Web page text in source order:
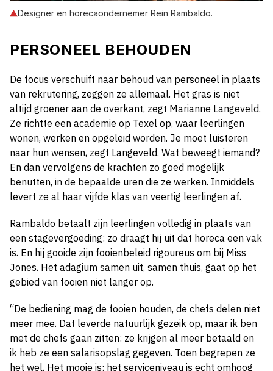
Designer en horecaondernemer Rein Rambaldo.
PERSONEEL BEHOUDEN
De focus verschuift naar behoud van personeel in plaats
van rekrutering, zeggen ze allemaal. Het gras is niet
altijd groener aan de overkant, zegt Marianne Langeveld.
Ze richtte een academie op Texel op, waar leerlingen
wonen, werken en opgeleid worden. Je moet luisteren
naar hun wensen, zegt Langeveld. Wat beweegt iemand?
En dan vervolgens de krachten zo goed mogelijk
benutten, in de bepaalde uren die ze werken. Inmiddels
levert ze al haar vijfde klas van veertig leerlingen af.
Rambaldo betaalt zijn leerlingen volledig in plaats van
een stagevergoeding: zo draagt hij uit dat horeca een vak
is. En hij gooide zijn fooienbeleid rigoureus om bij Miss
Jones. Het adagium samen uit, samen thuis, gaat op het
gebied van fooien niet langer op.
“De bediening mag de fooien houden, de chefs delen niet
meer mee. Dat leverde natuurlijk gezeik op, maar ik ben
met de chefs gaan zitten: ze krijgen al meer betaald en
ik heb ze een salarisopslag gegeven. Toen begrepen ze
het wel. Het mooie is: het serviceniveau is echt omhoog